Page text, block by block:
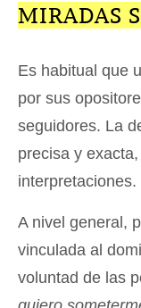
MIRADAS
Es habitual que
por sus
seguidores. La
precisa y
interpretaciones.
A nivel general,
vinculada al
voluntad de las